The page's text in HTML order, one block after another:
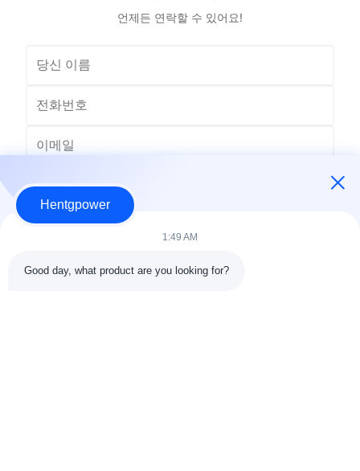
언제든 연락할 수 있어요!
Hentgpower
1:49 AM
Good day, what product are you looking for?